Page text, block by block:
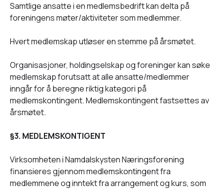
Samtlige ansatte i en medlemsbedrift kan delta på
foreningens møter/aktiviteter som medlemmer.
Hvert medlemskap utløser en stemme på årsmøtet.
Organisasjoner, holdingselskap og foreninger kan søke
medlemskap forutsatt at alle ansatte/medlemmer
inngår for å beregne riktig kategori på
medlemskontingent. Medlemskontingent fastsettes av
årsmøtet.
§3. MEDLEMSKONTIGENT
Virksomheten i Namdalskysten Næringsforening
finansieres gjennom medlemskontingent fra
medlemmene og inntekt fra arrangement og kurs, som